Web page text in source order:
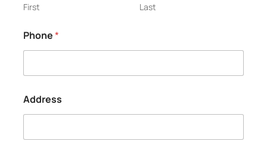
First Last
Phone*
Address